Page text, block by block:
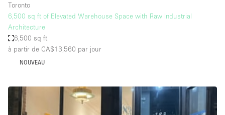
Concierge
Cuisine
De plain-pied
Entrée Large
Espace Brut
Toronto
6,500 sq ft of Elevated Warehouse Space with Raw Industrial
Architecture
6,500 sq ft
à partir de CA$13,560 par jour
NOUVEAU